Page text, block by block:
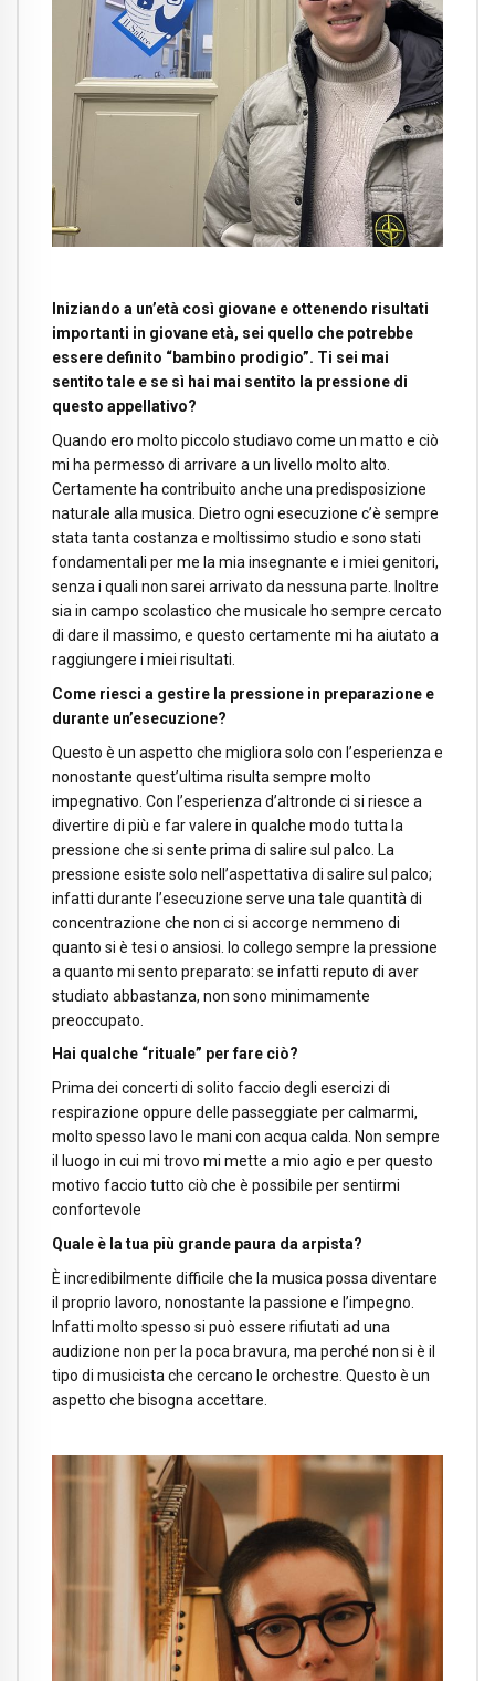
Iniziando a un’età così giovane e ottenendo risultati
importanti in giovane età, sei quello che potrebbe
essere definito “bambino prodigio”. Ti sei mai
sentito tale e se sì hai mai sentito la pressione di
questo appellativo?
Quando ero molto piccolo studiavo come un matto e ciò
mi ha permesso di arrivare a un livello molto alto.
Certamente ha contribuito anche una predisposizione
naturale alla musica. Dietro ogni esecuzione c’è sempre
stata tanta costanza e moltissimo studio e sono stati
fondamentali per me la mia insegnante e i miei genitori,
senza i quali non sarei arrivato da nessuna parte. Inoltre
sia in campo scolastico che musicale ho sempre cercato
di dare il massimo, e questo certamente mi ha aiutato a
raggiungere i miei risultati.
Come riesci a gestire la pressione in preparazione e
durante un’esecuzione?
Questo è un aspetto che migliora solo con l’esperienza e
nonostante quest’ultima risulta sempre molto
impegnativo. Con l’esperienza d’altronde ci si riesce a
divertire di più e far valere in qualche modo tutta la
pressione che si sente prima di salire sul palco. La
pressione esiste solo nell’aspettativa di salire sul palco;
infatti durante l’esecuzione serve una tale quantità di
concentrazione che non ci si accorge nemmeno di
quanto si è tesi o ansiosi. Io collego sempre la pressione
a quanto mi sento preparato: se infatti reputo di aver
studiato abbastanza, non sono minimamente
preoccupato.
Hai qualche “rituale” per fare ciò?
Prima dei concerti di solito faccio degli esercizi di
respirazione oppure delle passeggiate per calmarmi,
molto spesso lavo le mani con acqua calda. Non sempre
il luogo in cui mi trovo mi mette a mio agio e per questo
motivo faccio tutto ciò che è possibile per sentirmi
confortevole
Quale è la tua più grande paura da arpista?
È incredibilmente difficile che la musica possa diventare
il proprio lavoro, nonostante la passione e l’impegno.
Infatti molto spesso si può essere rifiutati ad una
audizione non per la poca bravura, ma perché non si è il
tipo di musicista che cercano le orchestre. Questo è un
aspetto che bisogna accettare.